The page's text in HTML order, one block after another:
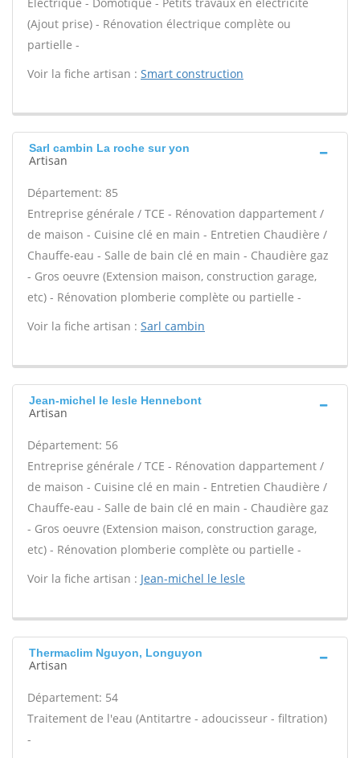
(Ajout prise) - Rénovation électrique complète ou
partielle -
Voir la fiche artisan : Smart construction
Sarl cambin La roche sur yon
Artisan
Département: 85
Entreprise générale / TCE - Rénovation dappartement /
de maison - Cuisine clé en main - Entretien Chaudière /
Chauffe-eau - Salle de bain clé en main - Chaudière gaz
- Gros oeuvre (Extension maison, construction garage,
etc) - Rénovation plomberie complète ou partielle -
Voir la fiche artisan : Sarl cambin
Jean-michel le lesle Hennebont
Artisan
Département: 56
Entreprise générale / TCE - Rénovation dappartement /
de maison - Cuisine clé en main - Entretien Chaudière /
Chauffe-eau - Salle de bain clé en main - Chaudière gaz
- Gros oeuvre (Extension maison, construction garage,
etc) - Rénovation plomberie complète ou partielle -
Voir la fiche artisan : Jean-michel le lesle
Thermaclim Nguyon, Longuyon
Artisan
Département: 54
Traitement de l'eau (Antitartre - adoucisseur - filtration)
-